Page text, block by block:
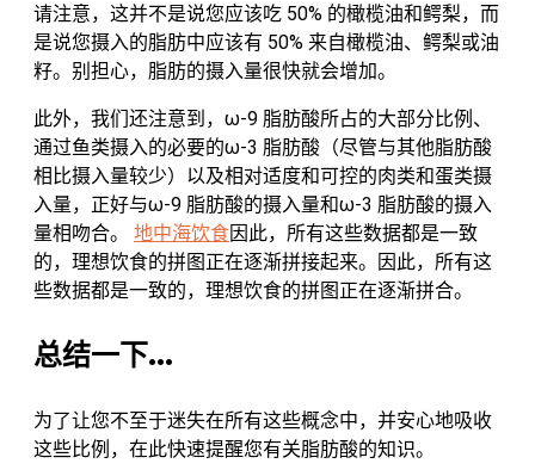
请注意，这并不是说您应该吃 50% 的橄榄油和鳄梨，而
是说您摄入的脂肪中应该有 50% 来自橄榄油、鳄梨或油
籽。别担心，脂肪的摄入量很快就会增加。
此外，我们还注意到，ω-9 脂肪酸所占的大部分比例、
通过鱼类摄入的必要的ω-3 脂肪酸（尽管与其他脂肪酸
相比摄入量较少）以及相对适度和可控的肉类和蛋类摄
入量，正好与ω-9 脂肪酸的摄入量和ω-3 脂肪酸的摄入
量相吻合。 地中海饮食因此，所有这些数据都是一致
的，理想饮食的拼图正在逐渐拼接起来。因此，所有这
些数据都是一致的，理想饮食的拼图正在逐渐拼合。
总结一下...
为了让您不至于迷失在所有这些概念中，并安心地吸收
这些比例，在此快速提醒您有关脂肪酸的知识。